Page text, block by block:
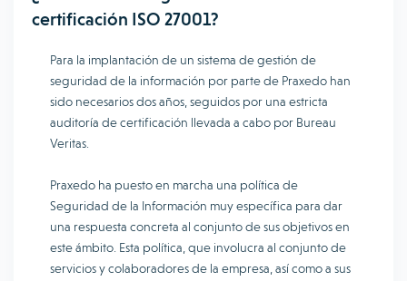
certificación ISO 27001?
Para la implantación de un sistema de gestión de
seguridad de la información por parte de Praxedo han
sido necesarios dos años, seguidos por una estricta
auditoría de certificación llevada a cabo por Bureau
Veritas.
Praxedo ha puesto en marcha una política de
Seguridad de la Información muy específica para dar
una respuesta concreta al conjunto de sus objetivos en
este ámbito. Esta política, que involucra al conjunto de
servicios y colaboradores de la empresa, así como a sus